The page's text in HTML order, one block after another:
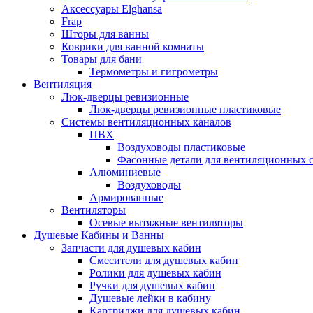
Аксессуары Elghansa
Frap
Шторы для ванны
Коврики для ванной комнаты
Товары для бани
Термометры и гигрометры
Вентиляция
Люк-дверцы ревизионные
Люк-дверцы ревизионные пластиковые
Системы вентиляционных каналов
ПВХ
Воздуховоды пластиковые
Фасонные детали для вентиляционных
Алюминиевые
Воздуховоды
Армированные
Вентиляторы
Осевые вытяжные вентиляторы
Душевые Кабины и Ванны
Запчасти для душевых кабин
Смесители для душевых кабин
Ролики для душевых кабин
Ручки для душевых кабин
Душевые лейки в кабину
Картриджи для душевых кабин